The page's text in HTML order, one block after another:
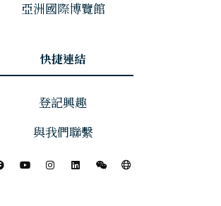
亞洲國際博覽館
快捷連結
登記興趣
與我們聯繫